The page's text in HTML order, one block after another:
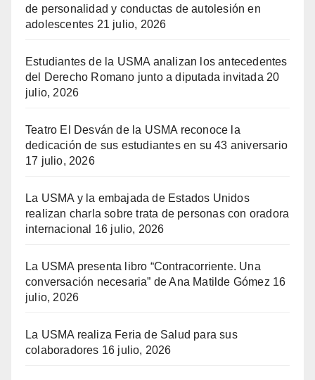
de personalidad y conductas de autolesión en
adolescentes 21 julio, 2026
Estudiantes de la USMA analizan los antecedentes
del Derecho Romano junto a diputada invitada 20
julio, 2026
Teatro El Desván de la USMA reconoce la
dedicación de sus estudiantes en su 43 aniversario
17 julio, 2026
La USMA y la embajada de Estados Unidos
realizan charla sobre trata de personas con oradora
internacional
16 julio, 2026
La USMA presenta libro “Contracorriente. Una
conversación necesaria” de Ana Matilde Gómez 16
julio, 2026
La USMA realiza Feria de Salud para sus
colaboradores 16 julio, 2026